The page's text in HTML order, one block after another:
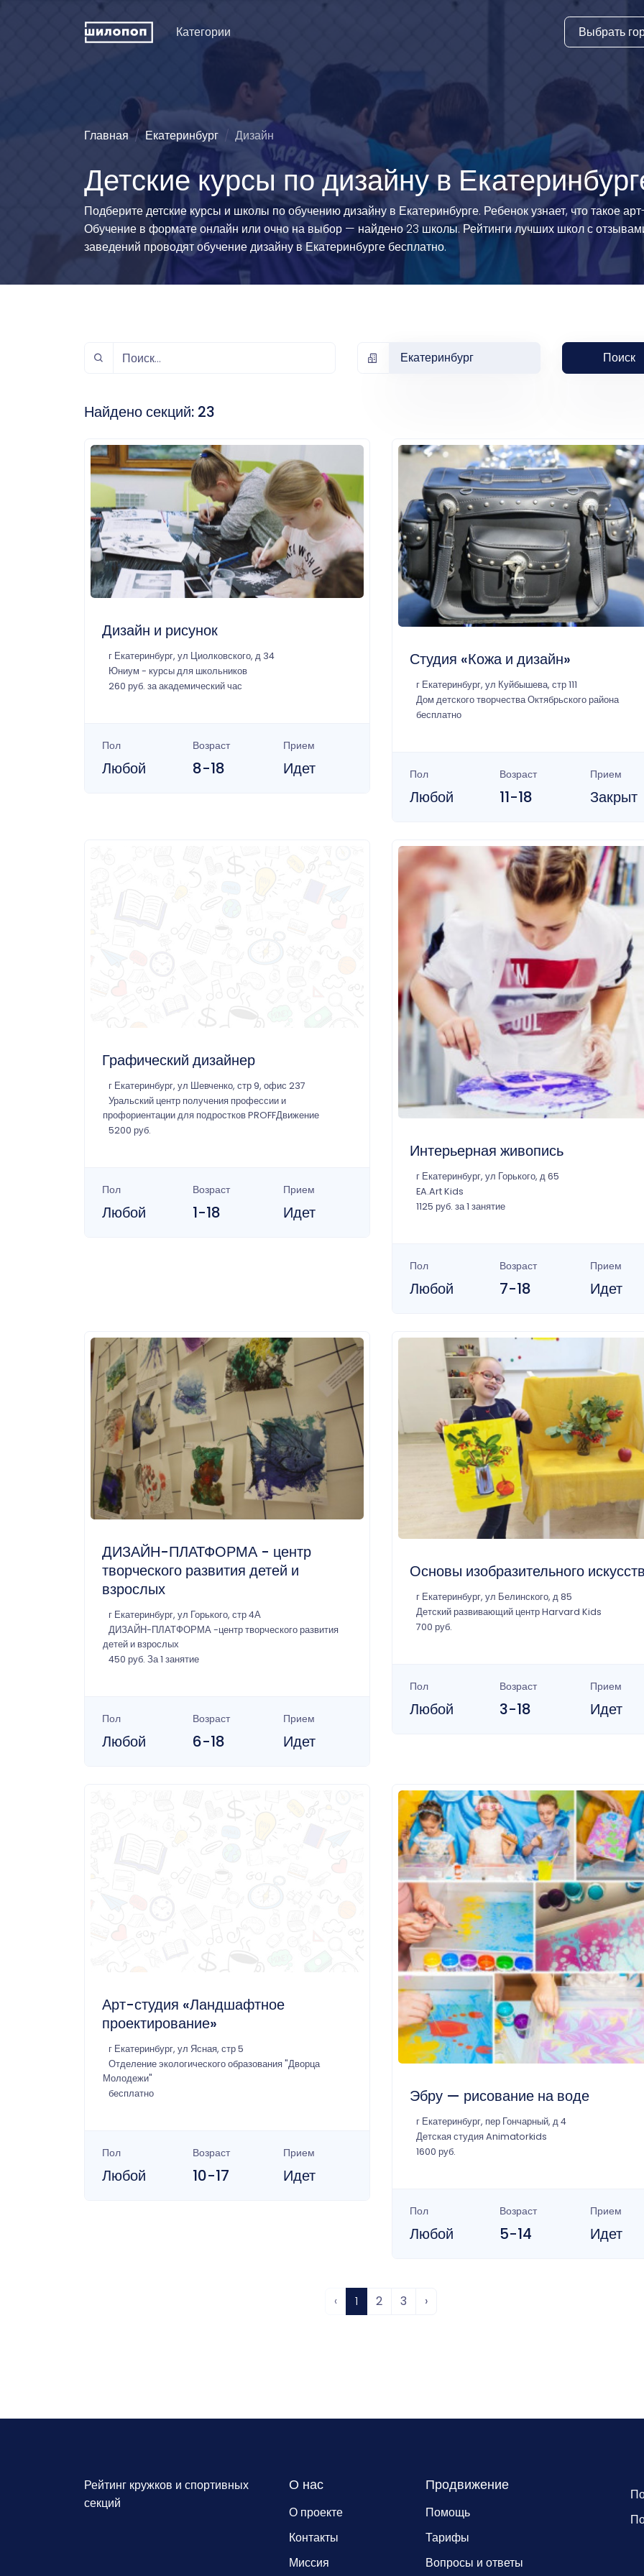
Категории
Иностранные языки
Развитие интеллекта
Информационные
История и традиции
Хореография (танцы)
Зрелищные искусства
Познавательные
развлечения
Естественные науки
Люди и животные
Эстетические виды
спорта
Единоборства
игровой спорт
Физкультура
рождения
Мода и стиль
Туризм
Технические виды
спорта
Силовой спорт
Водные виды спорта
Легкая атлетика и
Выбрать
Главная Екатеринбург Дизайн
Детские курсы по дизайну в
Подберите детские курсы и школы по обучению дизайну в Екатеринбурге. Ребенок узнает, что такое
Обучение в формате онлайн или очно на выбор — найдено 23 школы. Рейтинги лучших школ с
заведений проводят обучение дизайну в Екатеринбурге бесплатно.
Екатеринбург Поиск
Найдено секций: 23
Дизайн и рисунок
г Екатеринбург, ул Циолковского, д 34
Юниум - курсы для школьников
260 руб. за академический час
Пол
Любой
Возраст
8-18
Прием
Идет
Студия «Кожа и дизайн»
г Екатеринбург, ул Куйбышева, стр 111
Дом детского творчества Октябрьского района
бесплатно
Пол
Любой
Возраст
11-18
Прием
Закрыт
Графический дизайнер
г Екатеринбург, ул Шевченко, стр 9, офис 237
Уральский центр получения профессии и
профориентации для подростков PROFFДвижение
5200 руб.
Пол
Любой
Возраст
1-18
Прием
Идет
Интерьерная живопись
г Екатеринбург, ул Горького, д 65
EA.Art Kids
1125 руб. за 1 занятие
Пол
Любой
Возраст
7-18
Прием
Идет
ДИЗАЙН-ПЛАТФОРМА - центр
творческого развития детей и
взрослых
г Екатеринбург, ул Горького, стр 4А
ДИЗАЙН-ПЛАТФОРМА -центр творческого развития
детей и взрослых
450 руб. За 1 занятие
Пол
Любой
Возраст
6-18
Прием
Идет
Основы изобразительного
г Екатеринбург, ул Белинского, д 85
Детский развивающий центр Harvard Kids
700 руб.
Пол
Любой
Возраст
3-18
Прием
Идет
Арт-студия «Ландшафтное
проектирование»
г Екатеринбург, ул Ясная, стр 5
Отделение экологического образования "Дворца
Молодежи"
бесплатно
Пол
Любой
Возраст
10-17
Прием
Идет
Эбру — рисование на воде
г Екатеринбург, пер Гончарный, д 4
Детская студия Animatorkids
1600 руб.
Пол
Любой
Возраст
5-14
Прием
Идет
‹ 1 2 3 ›
Рейтинг кружков и спортивных
секций
О нас
О проекте
Контакты
Миссия
Продвижение
Помощь
Тарифы
Вопросы и ответы